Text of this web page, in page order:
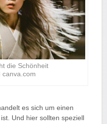
die Schönheit
canva.com
es sich um einen
Und hier sollten speziell